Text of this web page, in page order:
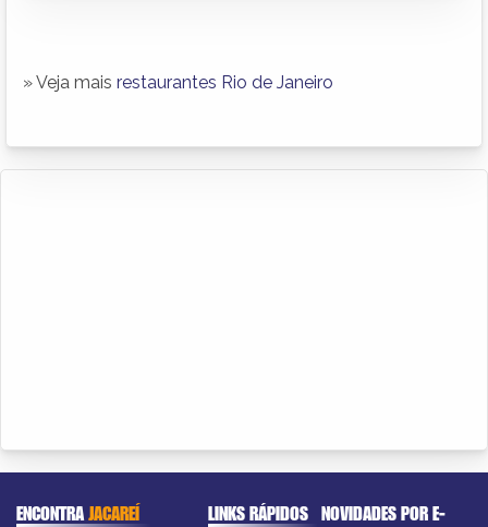
» Veja mais restaurantes Rio de Janeiro
ENCONTRAJACAREÍ LINKS RÁPIDOS NOVIDADES POR E-